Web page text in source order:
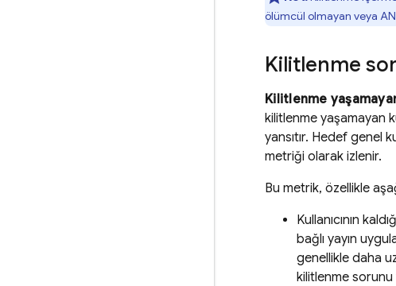
ölümcül olmayan veya
Kilitlenme
Kilitlenme
kilitlenme yaşamayan
yansıtır. Hedef genel
metriği olarak izlenir.
Bu metrik, özellikle
Kullanıcının
bağlı yayın
genellikle daha
kilitlenme sorunu